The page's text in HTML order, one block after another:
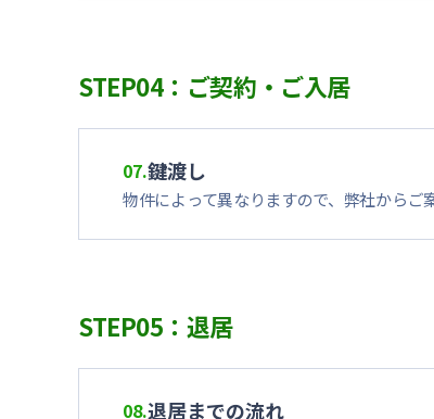
STEP04：ご契約・ご入居
07.鍵渡し
物件によって異なりますので、弊社からご
STEP05：退居
08.退居までの流れ